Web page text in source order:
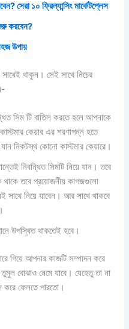
সেরা ১০ ফ্রিল্যান্সিং মার্কেটপ্লেস
শুরু করবেন?
উপায়
থাকুন। সেই সাথে নিচের
সিম টি বাতিল করতে হলে আপনাকে
কেয়ার এর শরণাপন্ন হতে
নিকটস্থ কোনো কাস্টমার কেয়ারে।
নিবন্ধিত সিমটি নিয়ে যান। তবে
থাকে তবে প্রয়োজনীয় কাগজগুলো
নিয়ে যাবেন। আর সাথে থাকবে
উপস্থিত থাকতেই হবে।
গিয়ে আপনার কাজটি সম্পাদন করে
বোঝাও নেমে যাবে। যেহেতু তা না
করে ফেলতে পারতো।